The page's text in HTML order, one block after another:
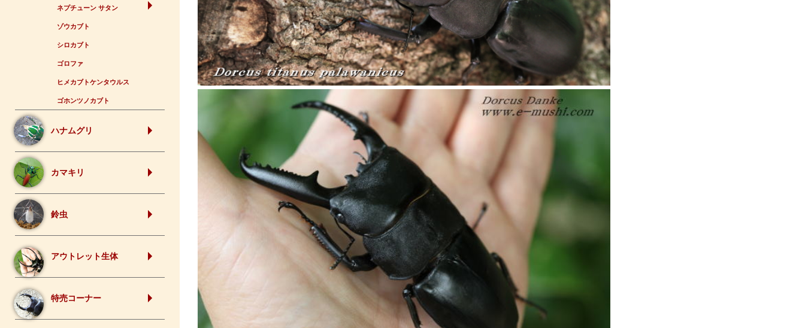
ネプチューン サタン
ゾウカブト
シロカブト
ゴロファ
ヒメカブトケンタウルス
ゴホンツノカブト
ハナムグリ
カマキリ
鈴虫
アウトレット生体
特売コーナー